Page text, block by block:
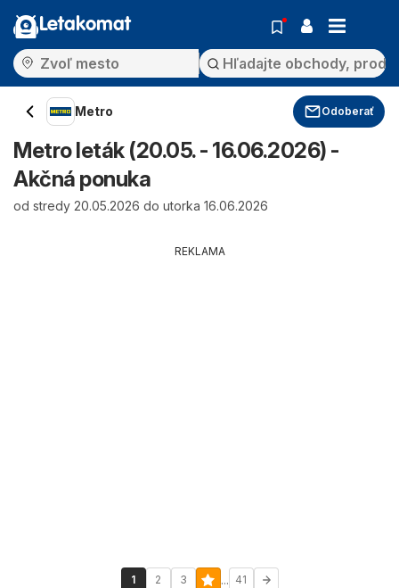
Letakomat
Metro Odoberať
Metro leták (20.05. - 16.06.2026) -
Akčná ponuka
od stredy 20.05.2026 do utorka 16.06.2026
REKLAMA
1 2 3 ... 41